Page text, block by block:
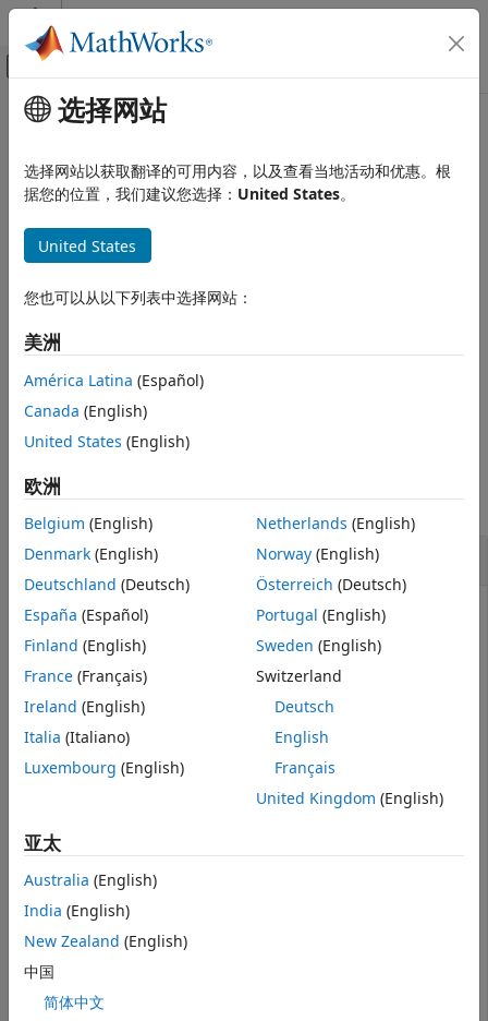
跳到内容
画布外导航菜单切换
文档主页
Simulink 环境基础知识
编程式模型编辑
bdIsLoaded
语法
描述
示例
输入参量
输出参量
版本历史记录
主要内容
bdIsLoaded
确定是否加载了模型、子系统或库
全页折叠
语法
tf = bdIsLoaded(bd)
说明
tf
示例
全部折叠
检查是否加载了模型
检查一个模型
打开示例。然后，加载
load_system(
bdIsLoaded('vdp')
ans =
   1
选择网站
选择网站以获取翻译的可用内容，以及查看当地活动和优惠。根
据您的位置，我们建议您选择： United States。
United States
您也可以从以下列表中选择网站：
美洲
América Latina (Español)
Canada (English)
United States (English)
欧洲
Belgium (English)
Denmark (English)
Deutschland (Deutsch)
España (Español)
Finland (English)
France (Français)
Ireland (English)
Italia (Italiano)
Luxembourg (English)
Netherlands (English)
Norway(English)
Österreich (Deutsch)
Portugal (English)
Sweden (English)
Switzerland
Deutsch
English
Français
United Kingdom (English)
亚太
Australia (English)
India (English)
New Zealand (English)
中国
简体中文